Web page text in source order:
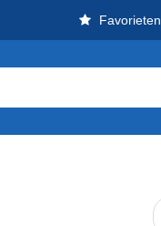
Favorieten